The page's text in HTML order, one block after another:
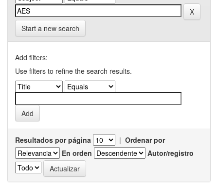
Start a new search
Add filters:
Use filters to refine the search results.
Resultados por página | Ordenar por
En orden
Autor/registro